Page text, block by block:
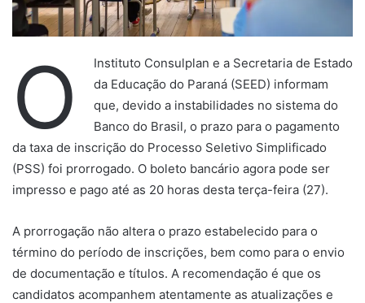
O
Instituto Consulplan e a Secretaria de Estado
da Educação do Paraná (SEED) informam
que, devido a instabilidades no sistema do
Banco do Brasil, o prazo para o pagamento
da taxa de inscrição do Processo Seletivo Simplificado
(PSS) foi prorrogado. O boleto bancário agora pode ser
impresso e pago até as 20 horas desta terça-feira (27).
A prorrogação não altera o prazo estabelecido para o
término do período de inscrições, bem como para o envio
de documentação e títulos. A recomendação é que os
candidatos acompanhem atentamente as atualizações e